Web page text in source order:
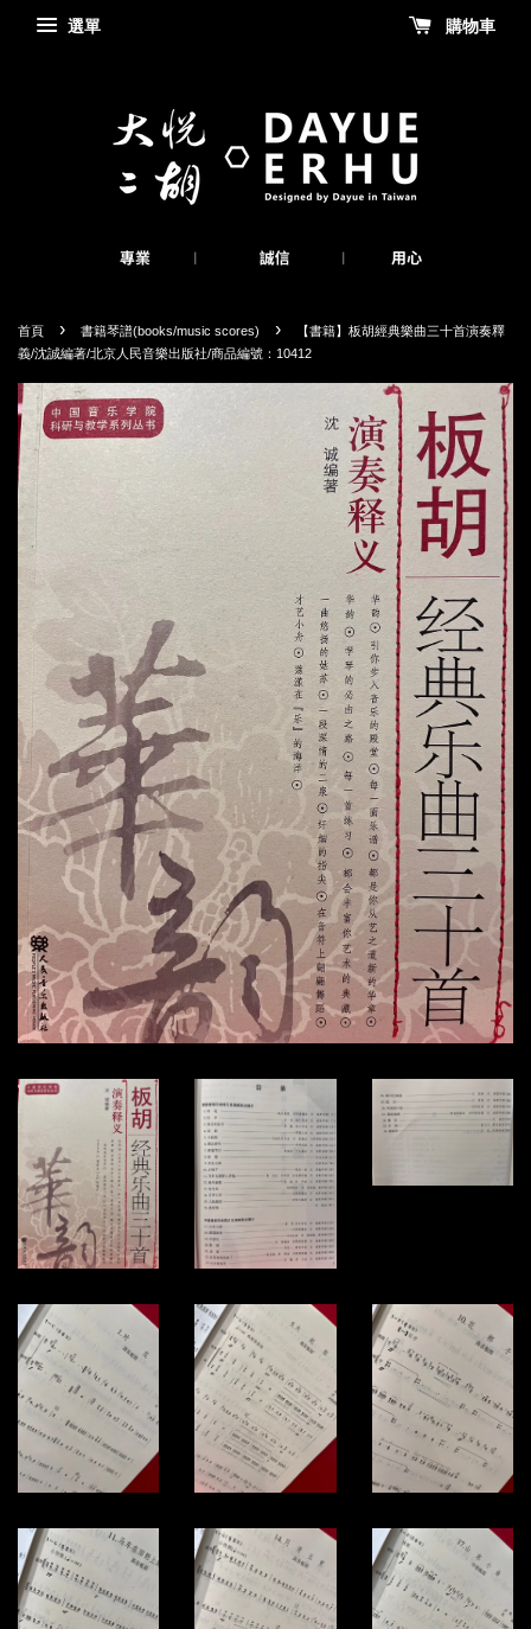
選單 購物車
首頁 › 書籍琴譜(books/music scores) ›
【書籍】板胡經典樂曲三十首演奏釋
義/沈誠編著/北京人民音樂出版社/商品編號：10412